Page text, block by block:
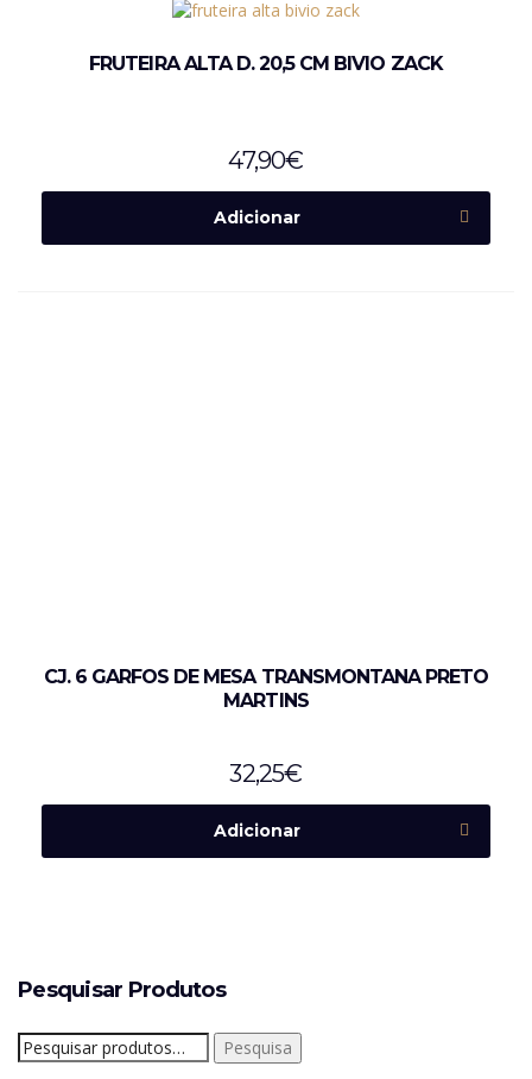
FRUTEIRA ALTA D. 20,5 CM BIVIO ZACK
47,90€
Adicionar
CJ. 6 GARFOS DE MESA TRANSMONTANA PRETO
MARTINS
32,25€
Adicionar
Pesquisar Produtos
Pesquisar
por:
Pesquisa